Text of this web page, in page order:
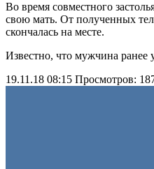
Во время совместного
свою мать. От полученных
скончалась на месте.
Известно, что мужчина ранее
19.11.18 08:15 Просмотров: